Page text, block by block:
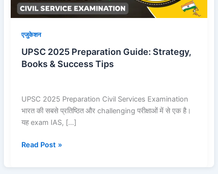
एजुकेशन
UPSC 2025 Preparation Guide: Strategy,
Books & Success Tips
UPSC 2025 Preparation Civil Services Examination
भारत की सबसे प्रतिष्ठित और challenging परीक्षाओं में से एक है।
यह exam IAS, […]
Tips
Read Post »